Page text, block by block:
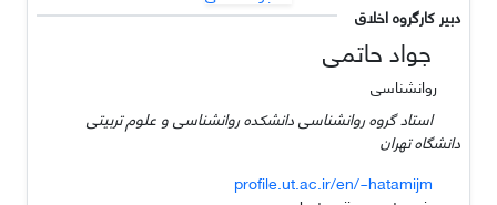
دبیر کارگروه اخلاق
جواد حاتمی
روانشناسی
استاد گروه روانشناسی دانشکده روانشناسی و علوم تربیتی
دانشگاه تهران
profile.ut.ac.ir/en/~hatamijm